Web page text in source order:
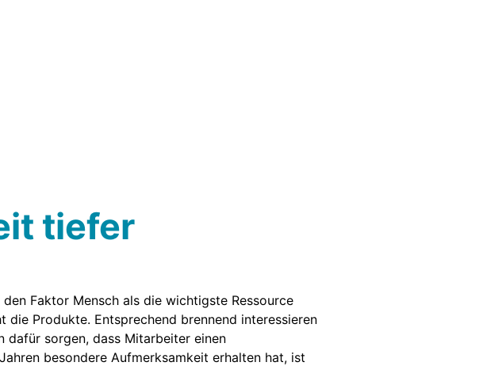
tiefer
Faktor Mensch als die wichtigste Ressource
Produkte. Entsprechend brennend interessieren
dafür sorgen, dass Mitarbeiter einen
besondere Aufmerksamkeit erhalten hat, ist